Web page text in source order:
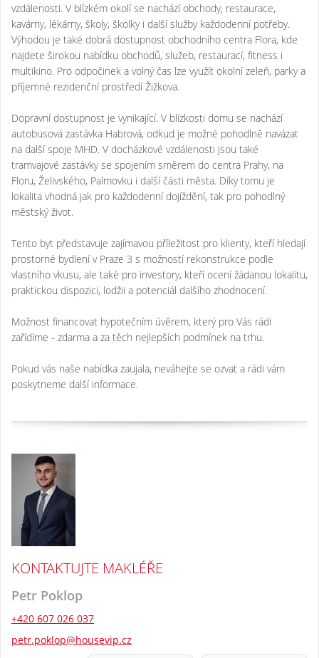
vzdálenosti. V blízkém okolí se nachází obchody, restaurace,
kavárny, lékárny, školy, školky i další služby každodenní potřeby.
Výhodou je také dobrá dostupnost obchodního centra Flora, kde
najdete širokou nabídku obchodů, služeb, restaurací, fitness i
multikino. Pro odpočinek a volný čas lze využít okolní zeleň, parky a
příjemné rezidenční prostředí Žižkova.
Dopravní dostupnost je vynikající. V blízkosti domu se nachází
autobusová zastávka Habrová, odkud je možné pohodlně navázat
na další spoje MHD. V docházkové vzdálenosti jsou také
tramvajové zastávky se spojením směrem do centra Prahy, na
Floru, Želivského, Palmovku i další části města. Díky tomu je
lokalita vhodná jak pro každodenní dojíždění, tak pro pohodlný
městský život.
Tento byt představuje zajímavou příležitost pro klienty, kteří hledají
prostorné bydlení v Praze 3 s možností rekonstrukce podle
vlastního vkusu, ale také pro investory, kteří ocení žádanou lokalitu,
praktickou dispozici, lodžii a potenciál dalšího zhodnocení.
Možnost financovat hypotečním úvěrem, který pro Vás rádi
zařídíme - zdarma a za těch nejlepších podmínek na trhu.
Pokud vás naše nabídka zaujala, neváhejte se ozvat a rádi vám
poskytneme další informace.
KONTAKTUJTE MAKLÉŘE
Petr Poklop
+420 607 026 037
petr.poklop@housevip.cz